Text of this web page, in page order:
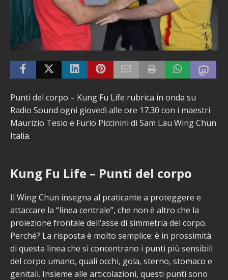
Punti del corpo – Kung Fu Life rubrica in onda su
Radio Sound ogni giovedì alle ore 17.30 con i maestri
Maurizio Tesio e Furio Piccinini di Sam Lau Wing Chun
Italia.
Kung Fu Life – Punti del corpo
Il Wing Chun insegna al praticante a proteggere e
attaccare la “linea centrale”, che non è altro che la
proiezione frontale dell’asse di simmetria del corpo.
Perché? La risposta è molto semplice: è in prossimità
di questa linea che si concentrano i punti più sensibili
del corpo umano, quali occhi, gola, sterno, stomaco e
genitali. Insieme alle articolazioni, questi punti sono